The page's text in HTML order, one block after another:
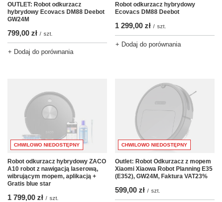
OUTLET: Robot odkurzacz
hybrydowy Ecovacs DM88 Deebot
GW24M
799,00 zł / szt.
+ Dodaj do porównania
Robot odkurzacz hybrydowy
Ecovacs DM88 Deebot
1 299,00 zł / szt.
+ Dodaj do porównania
CHWILOWO NIEDOSTĘPNY
Robot odkurzacz hybrydowy ZACO
A10 robot z nawigacją laserową,
wibrującym mopem, aplikacją +
Gratis blue star
1 799,00 zł / szt.
CHWILOWO NIEDOSTĘPNY
Outlet: Robot Odkurzacz z mopem
Xiaomi Xiaowa Robot Planning E35
(E352), GW24M, Faktura VAT23%
599,00 zł / szt.